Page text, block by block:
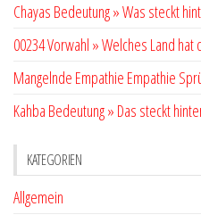
Chayas Bedeutung » Was steckt
00234 Vorwahl » Welches Land
Mangelnde Empathie Empathie
Kahba Bedeutung » Das steckt
KATEGORIEN
Allgemein